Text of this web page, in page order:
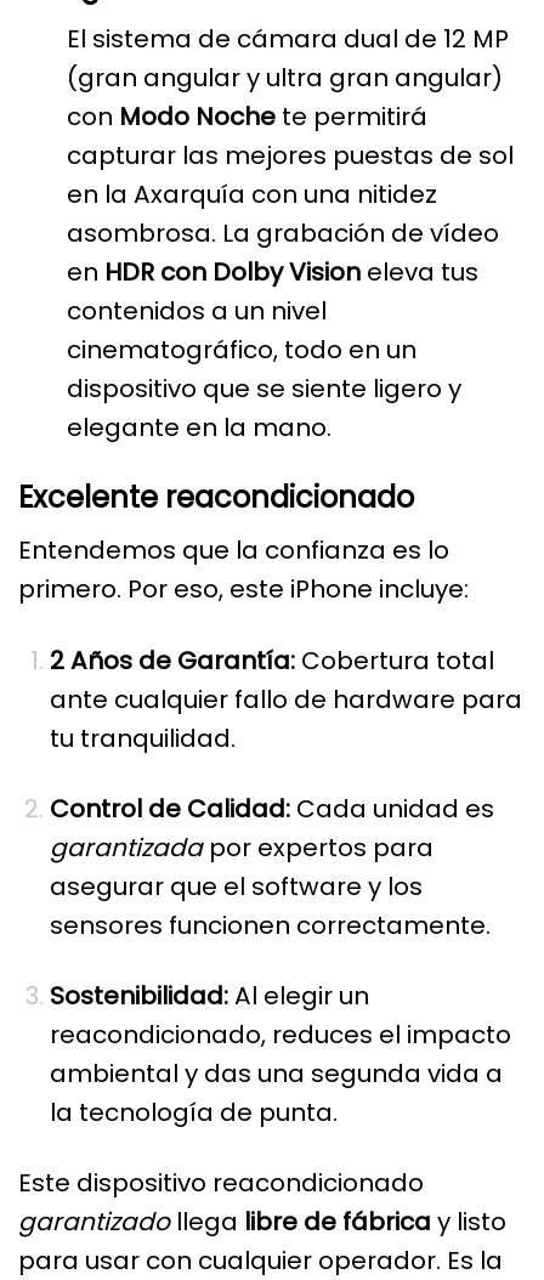
El sistema de cámara dual de 12 MP
(gran angular y ultra gran angular)
con Modo Noche te permitirá
capturar las mejores puestas de sol
en la Axarquía con una nitidez
asombrosa. La grabación de vídeo
en HDR con Dolby Vision eleva tus
contenidos a un nivel
cinematográfico, todo en un
dispositivo que se siente ligero y
elegante en la mano.
Excelente reacondicionado
Entendemos que la confianza es lo
primero. Por eso, este iPhone incluye:
2 Años de Garantía: Cobertura total
ante cualquier fallo de hardware para
tu tranquilidad.
Control de Calidad: Cada unidad es
garantizadapor expertos para
asegurar que el software y los
sensores funcionen correctamente.
Sostenibilidad:Al elegir un
reacondicionado, reduces el impacto
ambiental y das una segunda vida a
la tecnología de punta.
Este dispositivo reacondicionado
garantizadollega libre de fábrica y listo
para usar con cualquier operador. Es la